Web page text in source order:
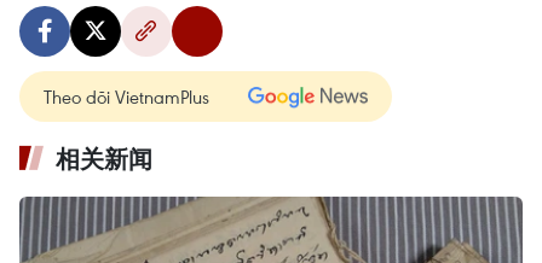
Theo dõi VietnamPlus
相关新闻